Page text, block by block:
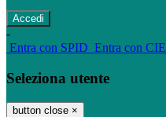
-
Entra con SPID Entra con CIE
Seleziona utente
button close ×